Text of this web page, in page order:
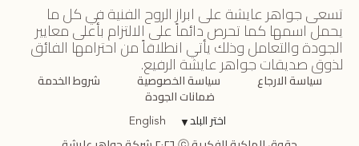
تسعى جواهر عايشة على ابراز الروح الفنية في كل ما
يحمل اسمها كما تحرص دائماً على الالتزام بأعلى معايير
الجودة والتعامل وذلك يأتي انطلاقاً من احترامها الفائق
لذوق صديقات جواهر عايشة الرفيع.
سياسة الارجاع سياسة الخصوصية شروط الخدمة
ضمانات الجودة
اختر البلد▼
English